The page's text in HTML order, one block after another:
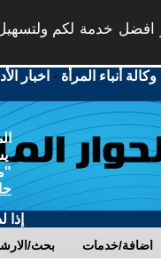
افضل خدمة لكم
وكالة أنباء المرأة - اخبار
بحث/ اضافة/خدمات